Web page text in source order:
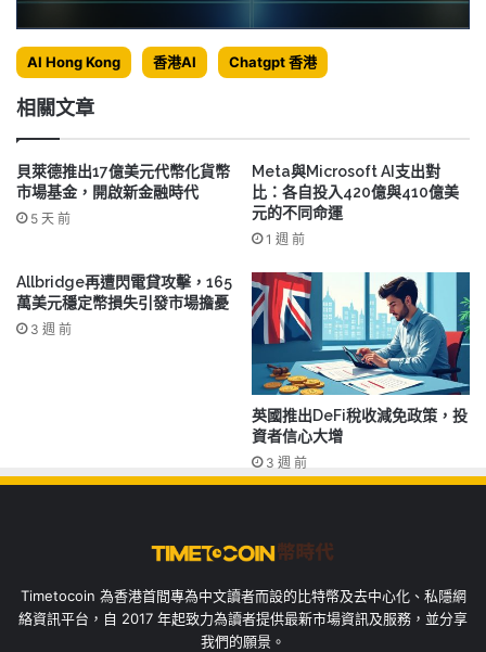
AI Hong Kong 香港AI Chatgpt 香港
相關文章
貝萊德推出17億美元代幣化貨幣
市場基金，開啟新金融時代
5 天 前
Meta與Microsoft AI支出對
比：各自投入420億與410億美
元的不同命運
1 週 前
Allbridge再遭閃電貸攻擊，165
萬美元穩定幣損失引發市場擔憂
3 週 前
英國推出DeFi稅收減免政策，投
資者信心大增
3 週 前
Timetocoin 為香港首間專為中文讀者而設的比特幣及去中心化、私隱網
絡資訊平台，自 2017 年起致力為讀者提供最新市場資訊及服務，並分享
我們的願景。